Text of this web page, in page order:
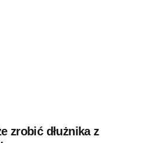
zrobić dłużnika z